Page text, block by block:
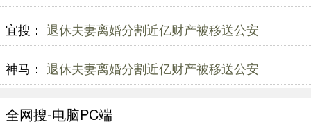
宜搜： 退休夫妻离婚分割近亿财产被移送公安
神马： 退休夫妻离婚分割近亿财产被移送公安
全网搜-电脑PC端